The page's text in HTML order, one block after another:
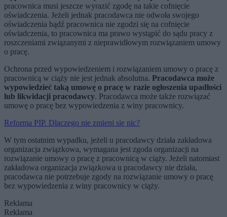
pracownica musi jeszcze wyrazić zgodę na takie cofnięcie
oświadczenia. Jeżeli jednak pracodawca nie odwoła swojego
oświadczenia bądź pracownica nie zgodzi się na cofnięcie
oświadczenia, to pracownica ma prawo wystąpić do sądu pracy z
roszczeniami związanymi z nieprawidłowym rozwiązaniem umowy
o pracę.
Ochrona przed wypowiedzeniem i rozwiązaniem umowy o pracę z
pracownicą w ciąży nie jest jednak absolutna. Pracodawca może
wypowiedzieć taką umowę o pracę w razie ogłoszenia upadłości
lub likwidacji pracodawcy. Pracodawca może także rozwiązać
umowę o pracę bez wypowiedzenia z winy pracownicy.
Reforma PIP. Dlaczego nie zmieni się nic?
W tym ostatnim wypadku, jeżeli u pracodawcy działa zakładowa
organizacja związkowa, wymagana jest zgoda organizacji na
rozwiązanie umowy o pracę z pracownicą w ciąży. Jeżeli natomiast
zakładowa organizacja związkowa u pracodawcy nie działa,
pracodawca nie potrzebuje zgody na rozwiązanie umowy o pracę
bez wypowiedzenia z winy pracownicy w ciąży.
Reklama
Reklama